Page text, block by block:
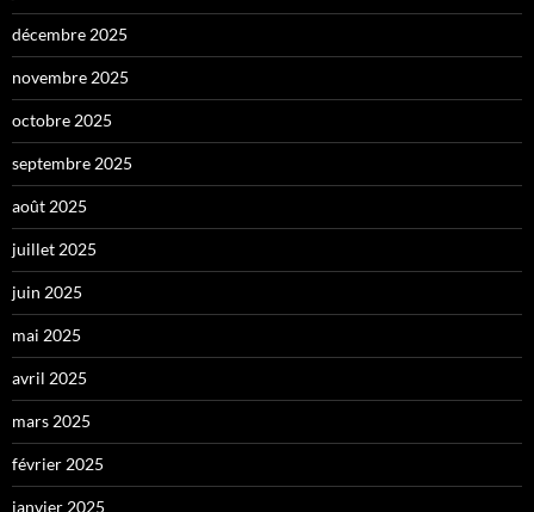
décembre 2025
novembre 2025
octobre 2025
septembre 2025
août 2025
juillet 2025
juin 2025
mai 2025
avril 2025
mars 2025
février 2025
janvier 2025